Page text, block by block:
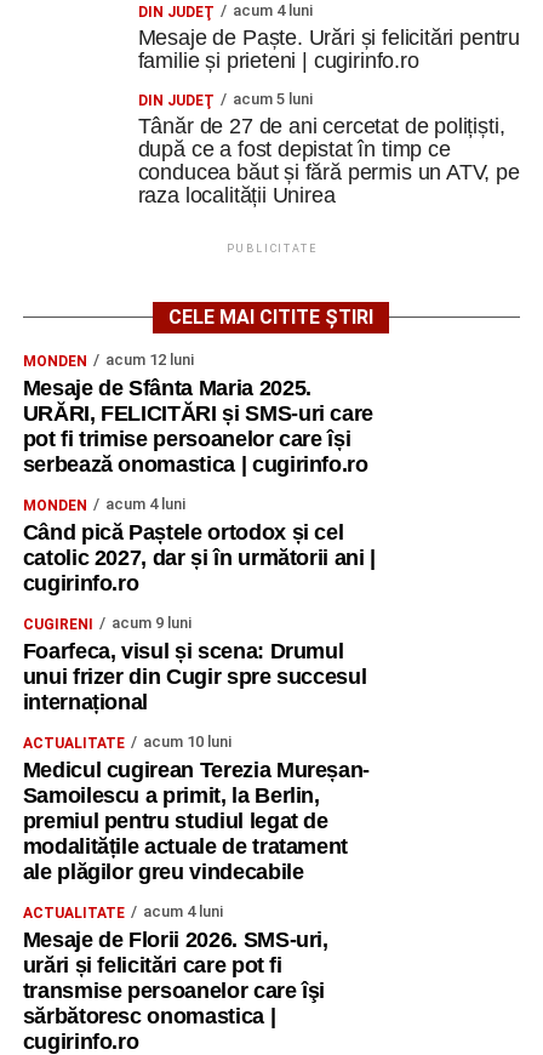
DIN JUDEŢ acum 4 luni
Mesaje de Paște. Urări și felicitări pentru
familie și prieteni | cugirinfo.ro
DIN JUDEŢ acum 5 luni
Tânăr de 27 de ani cercetat de polițiști,
după ce a fost depistat în timp ce
conducea băut și fără permis un ATV, pe
raza localității Unirea
PUBLICITATE
CELE MAI CITITE ȘTIRI
MONDEN acum 12 luni
Mesaje de Sfânta Maria 2025.
URĂRI, FELICITĂRI și SMS-uri care
pot fi trimise persoanelor care își
serbează onomastica | cugirinfo.ro
MONDEN acum 4 luni
Când pică Paștele ortodox și cel
catolic 2027, dar și în următorii ani |
cugirinfo.ro
CUGIRENI acum 9 luni
Foarfeca, visul și scena: Drumul
unui frizer din Cugir spre succesul
internațional
ACTUALITATE acum 10 luni
Medicul cugirean Terezia Mureșan-
Samoilescu a primit, la Berlin,
premiul pentru studiul legat de
modalitățile actuale de tratament
ale plăgilor greu vindecabile
ACTUALITATE acum 4 luni
Mesaje de Florii 2026. SMS-uri,
urări și felicitări care pot fi
transmise persoanelor care îşi
sărbătoresc onomastica |
cugirinfo.ro